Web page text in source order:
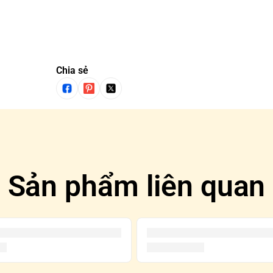
Chia sẻ
Sản phẩm liên quan